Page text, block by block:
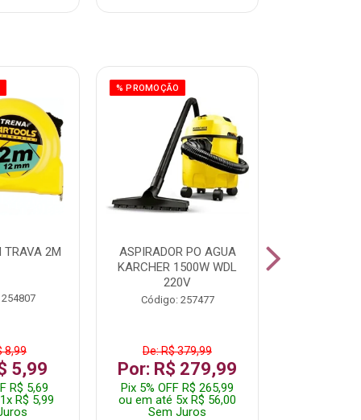
TRAVA 2M
8,99
5,99
R$ 5,69
R$ 5,99
% PROMOÇÃO
ASPIRADOR PO AGUA
KARCHER 1500W WDL
220V
Código: 257477
De: R$ 379,99
Por: R$ 279,99
Pix 5% OFF R$ 265,99
ou em até 5x R$ 56,00
Sem Juros